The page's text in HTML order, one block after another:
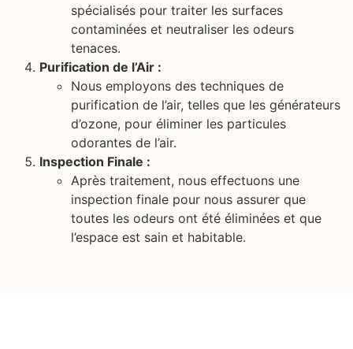
spécialisés pour traiter les surfaces
contaminées et neutraliser les odeurs
tenaces.
Purification de l’Air :
Nous employons des techniques de
purification de l’air, telles que les générateurs
d’ozone, pour éliminer les particules
odorantes de l’air.
Inspection Finale :
Après traitement, nous effectuons une
inspection finale pour nous assurer que
toutes les odeurs ont été éliminées et que
l’espace est sain et habitable.